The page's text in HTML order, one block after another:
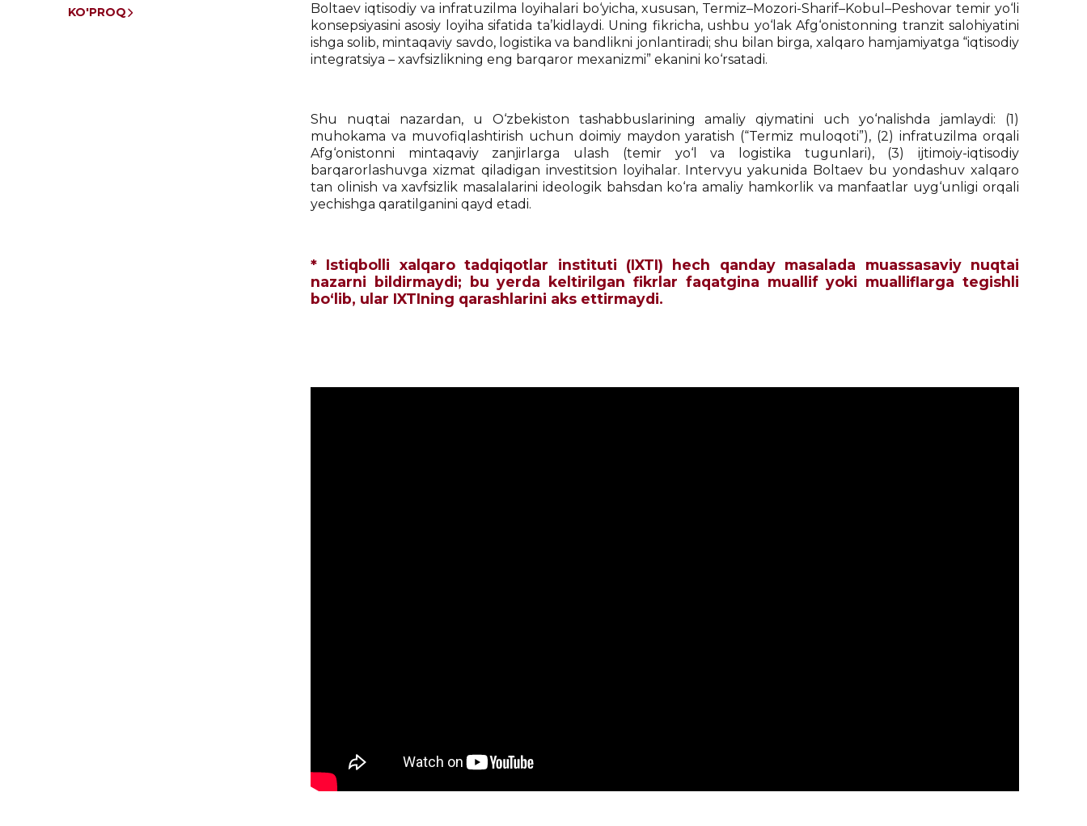
KO'PROQ
Boltaev iqtisodiy va infratuzilma loyihalari bo‘yicha, xususan, Termiz–Mozori-Sharif–Kobul–Peshovar temir yo‘li
konsepsiyasini asosiy loyiha sifatida ta’kidlaydi. Uning fikricha, ushbu yo‘lak Afg‘onistonning tranzit salohiyatini
ishga solib, mintaqaviy savdo, logistika va bandlikni jonlantiradi; shu bilan birga, xalqaro hamjamiyatga “iqtisodiy
integratsiya – xavfsizlikning eng barqaror mexanizmi” ekanini ko‘rsatadi.
Shu nuqtai nazardan, u O‘zbekiston tashabbuslarining amaliy qiymatini uch yo‘nalishda jamlaydi: (1)
muhokama va muvofiqlashtirish uchun doimiy maydon yaratish (“Termiz muloqoti”), (2) infratuzilma orqali
Afg‘onistonni mintaqaviy zanjirlarga ulash (temir yo‘l va logistika tugunlari), (3) ijtimoiy-iqtisodiy
barqarorlashuvga xizmat qiladigan investitsion loyihalar. Intervyu yakunida Boltaev bu yondashuv xalqaro
tan olinish va xavfsizlik masalalarini ideologik bahsdan ko‘ra amaliy hamkorlik va manfaatlar uyg‘unligi orqali
yechishga qaratilganini qayd etadi.
* Istiqbolli xalqaro tadqiqotlar instituti (IXTI) hech qanday masalada muassasaviy nuqtai
nazarni bildirmaydi; bu yerda keltirilgan fikrlar faqatgina muallif yoki mualliflarga tegishli
bo‘lib, ular IXTIning qarashlarini aks ettirmaydi.